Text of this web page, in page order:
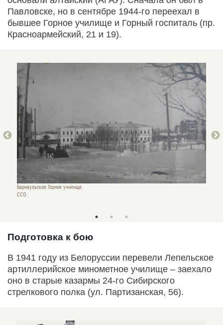
Павловске, но в сентябре 1944-го переехал в
бывшее Горное училище и Горный госпиталь (пр.
Красноармейский, 21 и 19).
Барнаульское Горное училище.
CCO.
Подготовка к бою
В 1941 году из Белоруссии перевели Лепельское
артиллерийское минометное училище – заехало
оно в старые казармы 24-го Сибирского
стрелкового полка (ул. Партизанская, 56).